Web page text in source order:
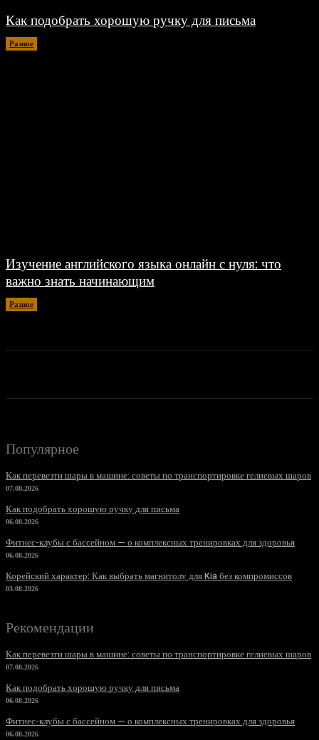
Как подобрать хорошую ручку для письма
Разное
Изучение английского языка онлайн с нуля: что
важно знать начинающим
Разное
Популярное
Как перевезти шары в машине: советы по транспортировке гелиевых шаров
07.08.2026
Как подобрать хорошую ручку для письма
06.08.2026
Фитнес-клубы с бассейном — о комплексных тренировках для здоровья
06.08.2026
Корейский характер: Как выбрать магнитолу для Kia без компромиссов
03.08.2026
Рекомендации
Как перевезти шары в машине: советы по транспортировке гелиевых шаров
07.08.2026
Как подобрать хорошую ручку для письма
06.08.2026
Фитнес-клубы с бассейном — о комплексных тренировках для здоровья
06.08.2026